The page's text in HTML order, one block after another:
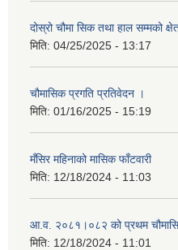
दोस्रो चौमा सिक तथा हाल सम्मको
मिति: 04/25/2025 - 13:17
चौमासिक प्रगति प्रतिवेदन ।
मिति: 01/16/2025 - 15:19
मँसिर महिनाको मासिक फाँटवारी
मिति: 12/18/2024 - 11:03
आ.व. २०८१।०८२ को प्रथम
मिति: 12/18/2024 - 11:01